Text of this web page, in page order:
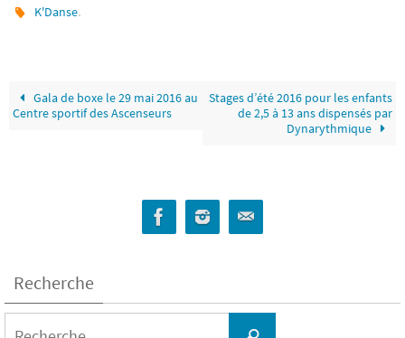
K'Danse.
Gala de boxe le 29 mai 2016 au
Centre sportif des Ascenseurs
Stages d’été 2016 pour les enfants
de 2,5 à 13 ans dispensés par
Dynarythmique
Recherche